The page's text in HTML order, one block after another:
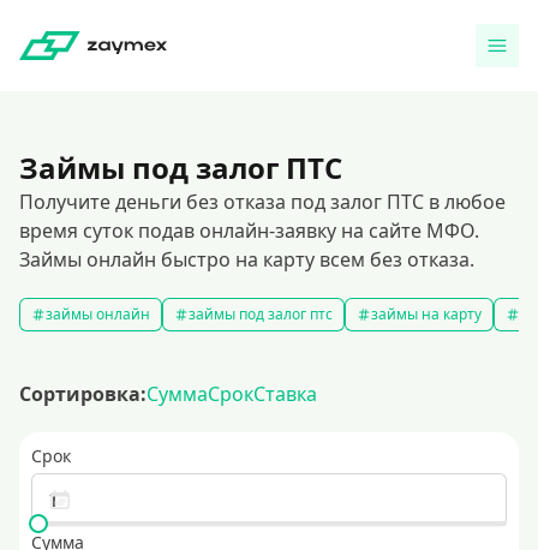
Займы под залог ПТС
Получите деньги без отказа под залог ПТС в любое
время суток подав онлайн-заявку на сайте МФО.
Займы онлайн быстро на карту всем без отказа.
займы онлайн займы под залог птс займы на карту
Сортировка:СуммаСрокСтавка
Срок
Сумма